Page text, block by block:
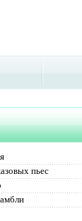
пьес